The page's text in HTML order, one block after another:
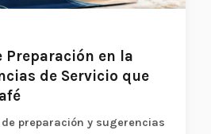
Preparación en la
de Servicio que
preparación y sugerencias